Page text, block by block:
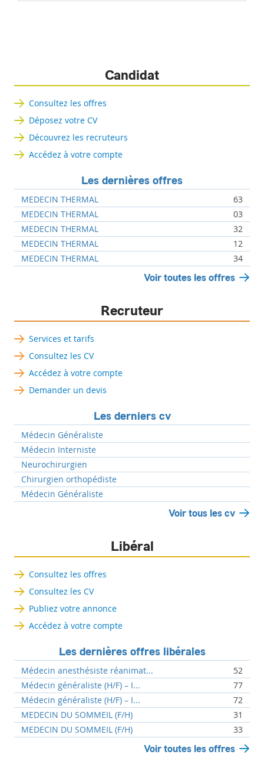
Candidat
Consultez les offres
Déposez votre CV
Découvrez les recruteurs
Accédez à votre compte
Les dernières offres
MEDECIN THERMAL
63
MEDECIN THERMAL
03
MEDECIN THERMAL
32
MEDECIN THERMAL
12
MEDECIN THERMAL
34
Voir toutes les offres
Recruteur
Services et tarifs
Consultez les CV
Accédez à votre compte
Demander un devis
Les derniers cv
Médecin Généraliste
Médecin Interniste
Neurochirurgien
Chirurgien orthopédiste
Médecin Généraliste
Voir tous les cv
Libéral
Consultez les offres
Consultez les CV
Publiez votre annonce
Accédez à votre compte
Les dernières offres libérales
Médecin anesthésiste réanimat...
52
Médecin généraliste (H/F) – I...
77
Médecin généraliste (H/F) – I...
72
MEDECIN DU SOMMEIL (F/H)
31
MEDECIN DU SOMMEIL (F/H)
33
Voir toutes les offres